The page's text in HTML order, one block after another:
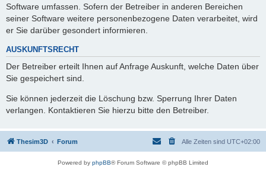
Software umfassen. Sofern der Betreiber in anderen Bereichen
seiner Software weitere personenbezogene Daten verarbeitet, wird
er Sie darüber gesondert informieren.
AUSKUNFTSRECHT
Der Betreiber erteilt Ihnen auf Anfrage Auskunft, welche Daten über
Sie gespeichert sind.
Sie können jederzeit die Löschung bzw. Sperrung Ihrer Daten
verlangen. Kontaktieren Sie hierzu bitte den Betreiber.
Thesim3D Forum Alle Zeiten sind UTC+02:00
Powered by phpBB® Forum Software © phpBB Limited